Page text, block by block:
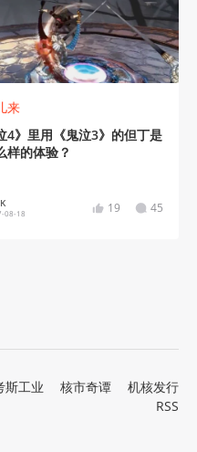
来
4》里用《鬼泣3》的但丁是
样的体验？
08-18 19 45
斯工业 核市奇谭
机核发行
RSS